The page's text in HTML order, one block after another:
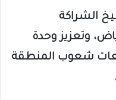
الشراكة
وتعزيز وحدة
شعوب المنطقة